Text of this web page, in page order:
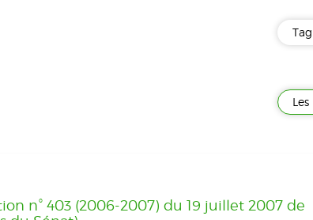
Tag
n° 403 (2006-2007) du 19 juillet 2007 de